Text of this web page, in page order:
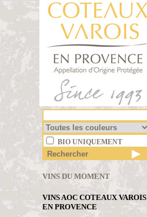
BIO UNIQUEMENT
VINS DU MOMENT
VINS AOC COTEAUX VAROIS
EN PROVENCE